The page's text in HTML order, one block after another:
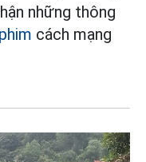
những thông
phim cách mạng